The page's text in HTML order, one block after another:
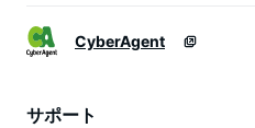
CyberAgent
サポート